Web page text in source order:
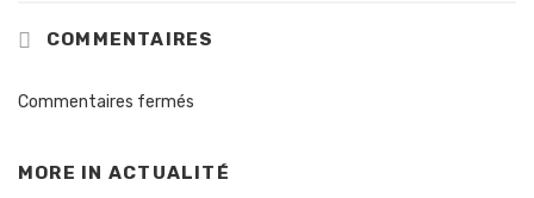
COMMENTAIRES
Commentaires fermés
MORE IN ACTUALITÉ